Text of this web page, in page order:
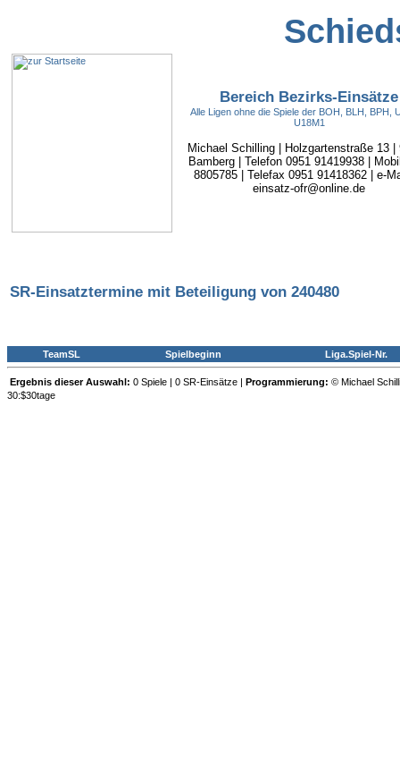
Bereich Bezirks-Einsätze
Alle Ligen ohne die Spiele der BOH, BLH, BPH,
U18M1
Michael Schilling | Holzgartenstraße 13 |
Bamberg | Telefon 0951 91419938 |
8805785 | Telefax 0951 91418362 | e-
einsatz-ofr@online.de
SR-Einsatztermine mit Beteiligung von 240480
TeamSL Spielbeginn Liga.Spiel-Nr.
Ergebnis dieser Auswahl: 0 Spiele | 0 SR-Einsätze | Programmierung: © Michael
30:$30tage